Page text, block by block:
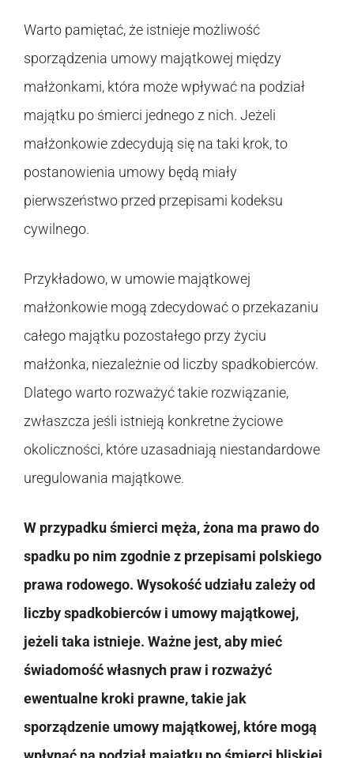
Warto pamiętać, że istnieje możliwość
sporządzenia umowy majątkowej między
małżonkami, która może wpływać na podział
majątku po śmierci jednego z nich. Jeżeli
małżonkowie zdecydują się na taki krok, to
postanowienia umowy będą miały
pierwszeństwo przed przepisami kodeksu
cywilnego.
Przykładowo, w umowie majątkowej
małżonkowie mogą zdecydować o przekazaniu
całego majątku pozostałego przy życiu
małżonka, niezależnie od liczby spadkobierców.
Dlatego warto rozważyć takie rozwiązanie,
zwłaszcza jeśli istnieją konkretne życiowe
okoliczności, które uzasadniają niestandardowe
uregulowania majątkowe.
W przypadku śmierci męża, żona ma prawo do
spadku po nim zgodnie z przepisami polskiego
prawa rodowego. Wysokość udziału zależy od
liczby spadkobierców i umowy majątkowej,
jeżeli taka istnieje. Ważne jest, aby mieć
świadomość własnych praw i rozważyć
ewentualne kroki prawne, takie jak
sporządzenie umowy majątkowej, które mogą